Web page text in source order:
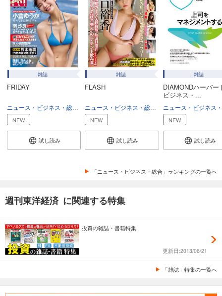
試し読み
あらすじを表示する
週刊東洋経済 2025/12/13号
880
円 (税込)
試し読み
週刊東洋経済 2025/12/6号
880円 (税込)
あらすじを表示する
880 円 (税込)
あらすじを表示する
週刊東洋経済 2025/11/15号
雑誌
FRIDAY
総合
NEW
試し読み
雑誌
FLASH
総合
NEW
試し読み
雑誌
DIAMONDハーバー
ビジネス・...
NEW
試し読み
「ニュース・ビジネス・総合」ランキングの一覧へ
週刊東洋経済 に関連する特集
投資の雑誌・書籍特集
更新日:2013/06/21
「雑誌」特集の一覧へ